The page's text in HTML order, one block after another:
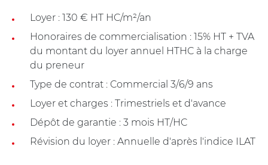
Loyer : 130 € HT HC/m²/an
Honoraires de commercialisation : 15% HT + TVA
du montant du loyer annuel HTHC à la charge
du preneur
Type de contrat : Commercial 3/6/9 ans
Loyer et charges : Trimestriels et d'avance
Dépôt de garantie : 3 mois HT/HC
Révision du loyer : Annuelle d'après l'indice ILAT